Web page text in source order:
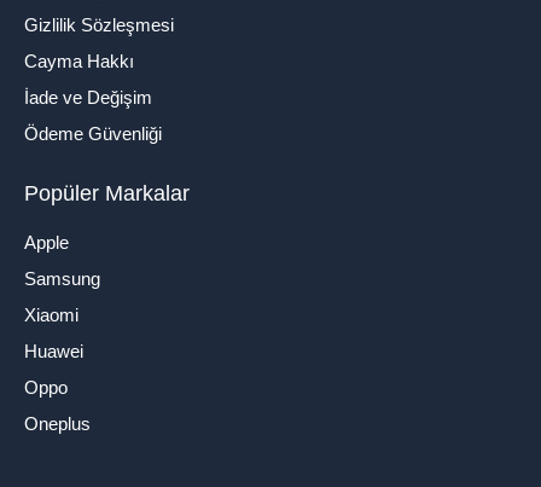
Gizlilik Sözleşmesi
Cayma Hakkı
İade ve Değişim
Ödeme Güvenliği
Popüler Markalar
Apple
Samsung
Xiaomi
Huawei
Oppo
Oneplus